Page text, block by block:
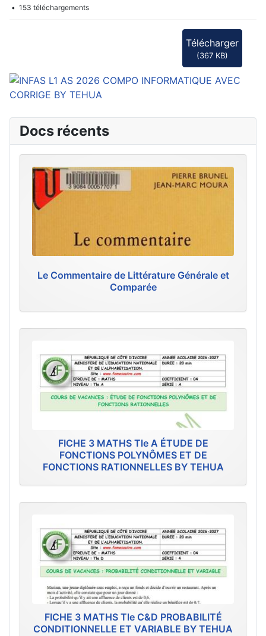
153 téléchargements
Télécharger
(367 KB)
Docs récents
Le Commentaire de Littérature Générale et
Comparée
FICHE 3 MATHS Tle A ÉTUDE DE
FONCTIONS POLYNÔMES ET DE
FONCTIONS RATIONNELLES BY TEHUA
FICHE 3 MATHS Tle C&D PROBABILITÉ
CONDITIONNELLE ET VARIABLE BY TEHUA